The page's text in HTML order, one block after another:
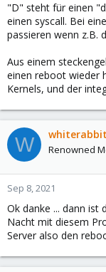
"D" steht für einen
einen syscall. Bei
passieren wenn z.B.
Aus einem
einen reboot wieder
Kernels, und der
W whiterabbit
Renowned
Sep 8, 2021
Ok danke ... dann ist
Nacht mit diesem
Server also den